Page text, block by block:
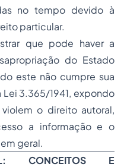
no tempo devido à
particular.
que pode haver a
do Estado
este não cumpre sua
3.365/1941, expondo
o direito autoral,
a informação e o
geral.
CONCEITOS E